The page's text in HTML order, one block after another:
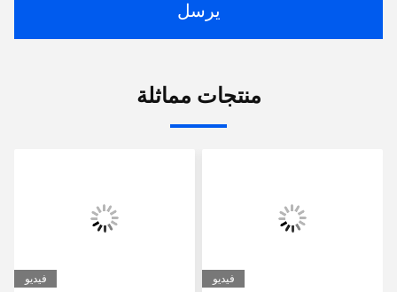
يرسل
منتجات مماثلة
فيديو فيديو